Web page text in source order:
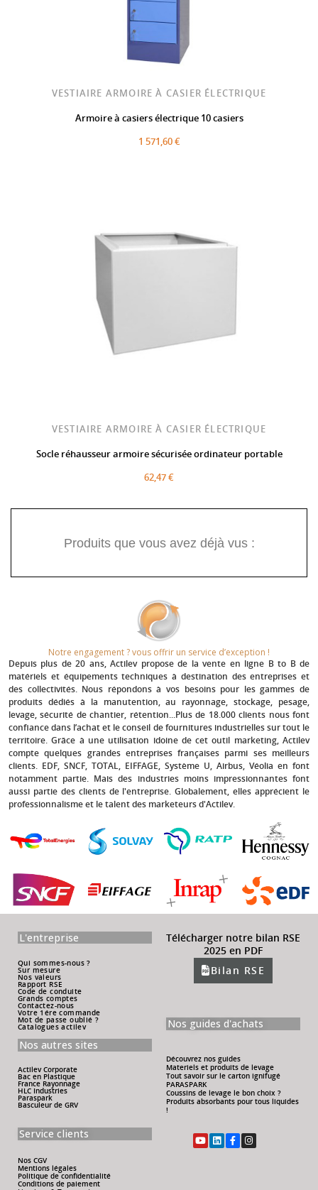
VESTIAIRE ARMOIRE À CASIER ÉLECTRIQUE
Armoire à casiers électrique 10 casiers
1 571,60 €
VESTIAIRE ARMOIRE À CASIER ÉLECTRIQUE
Socle réhausseur armoire sécurisée ordinateur portable
62,47 €
Produits que vous avez déjà vus :
Notre engagement ? vous offrir un service d’exception !​
Depuis plus de 20 ans, Actilev propose de la vente en ligne B to B de
matériels et équipements techniques à destination des entreprises et
des collectivités. Nous répondons à vos besoins pour les gammes de
produits dédiés à la manutention, au rayonnage, stockage, pesage,
levage, sécurité de chantier, rétention...Plus de 18.000 clients nous font
confiance dans l’achat et le conseil de fournitures industrielles sur tout le
territoire. Grâce à une utilisation idoine de cet outil marketing, Actilev
compte quelques grandes entreprises françaises parmi ses meilleurs
clients. EDF, SNCF, TOTAL, EIFFAGE, Système U, Airbus, Véolia en font
notamment partie. Mais des industries moins impressionnantes font
aussi partie des clients de l'entreprise. Globalement, elles apprécient le
professionnalisme et le talent des marketeurs d'Actilev.
L'entreprise
Qui sommes-nous ?
Sur mesure
Nos valeurs
Rapport RSE
Code de conduite
Grands comptes
Contactez-nous
Votre 1ére commande
Mot de passe oublié ?
Catalogues actilev
Télécharger notre bilan RSE
2025 en PDF
Bilan RSE
Nos autres sites
Actilev Corporate
Bac en Plastique
France Rayonnage
HLC Industries
Paraspark
Basculeur de GRV
Nos guides d'achats
Découvrez nos guides
Materiels et produits de levage
Tout savoir sur le carton ignifugé
PARASPARK
Coussins de levage le bon choix ?
Produits absorbants pour tous liquides
!
Service clients
Nos CGV
Mentions légales
Politique de confidentialité
Conditions de paiement